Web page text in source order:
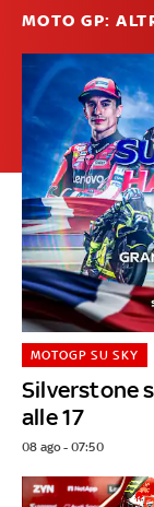
MOTO GP:
Silverstone
alle 17
MOTOGP SU SKY
08 ago - 07:50